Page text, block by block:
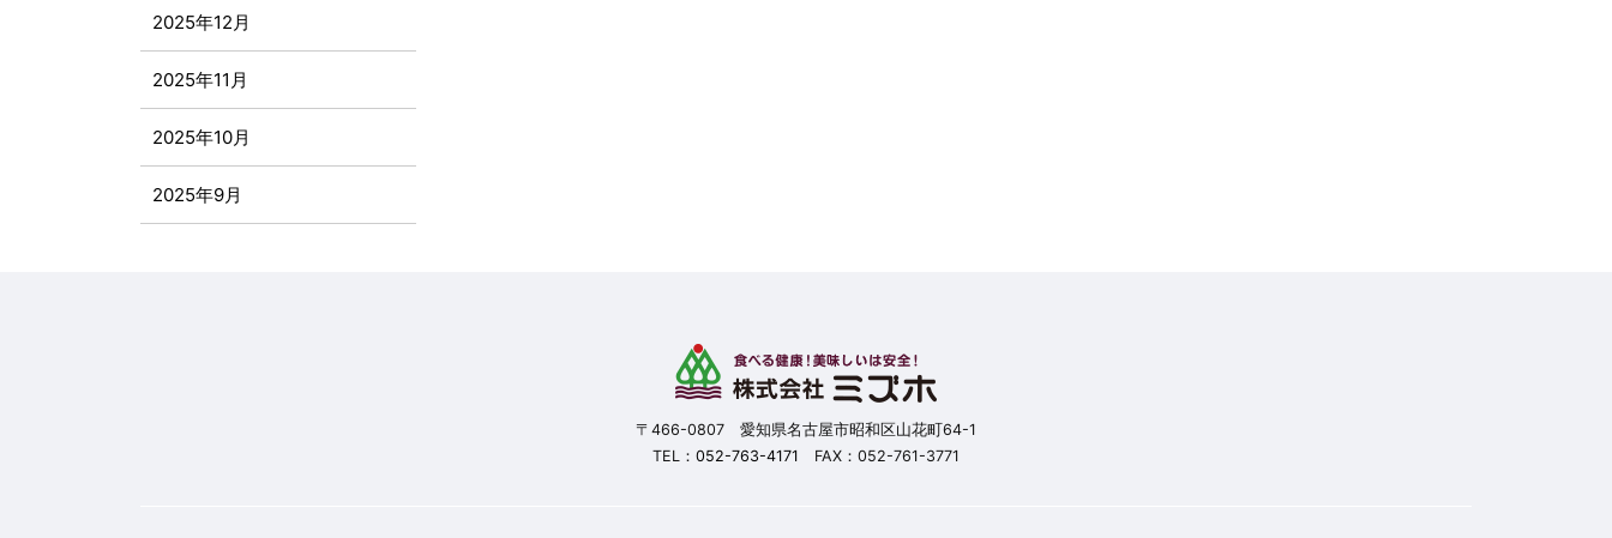
2025年12月
2025年11月
2025年10月
2025年9月
〒466-0807 愛知県名古屋市昭和区山花町64-1
TEL： 052-763-4171 FAX：052-761-3771